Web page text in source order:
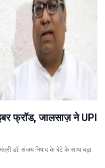
फ्रॉड, जालसाज़ ने UPI
डॉ. संजय निषाद के बेटे के साथ बड़ा